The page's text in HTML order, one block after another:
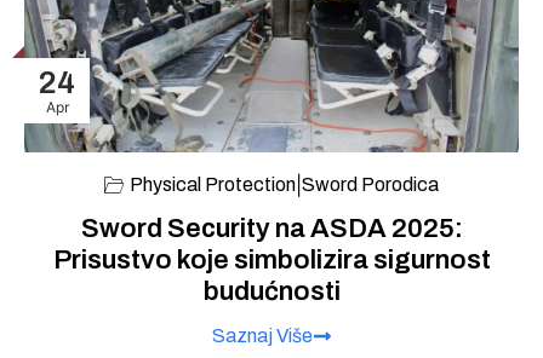
24
Apr
Physical Protection Sword Porodica
Sword Security na ASDA 2025:
Prisustvo koje simbolizira sigurnost
budućnosti
Saznaj Više